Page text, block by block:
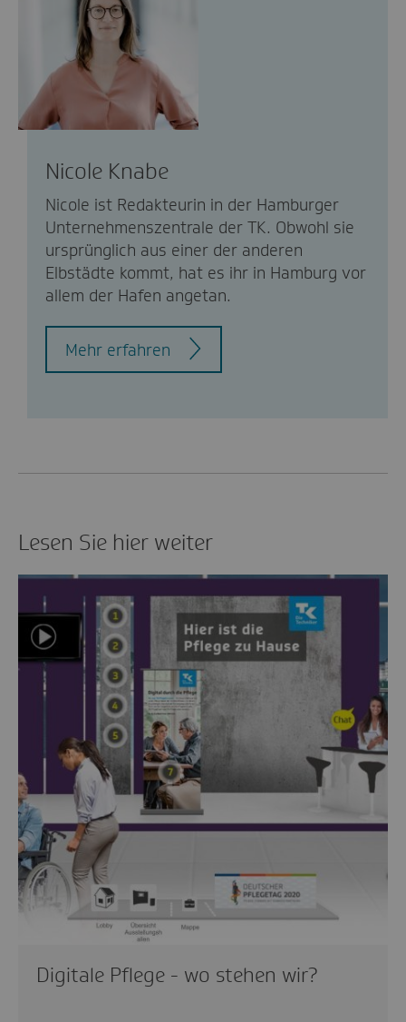
Nicole Knabe
Nicole ist Redakteurin in der Hamburger
Unternehmenszentrale der TK. Obwohl sie
ursprünglich aus einer der anderen
Elbstädte kommt, hat es ihr in Hamburg vor
allem der Hafen angetan.
Mehr erfahren
Lesen Sie hier weiter
Digitale Pflege - wo stehen wir?